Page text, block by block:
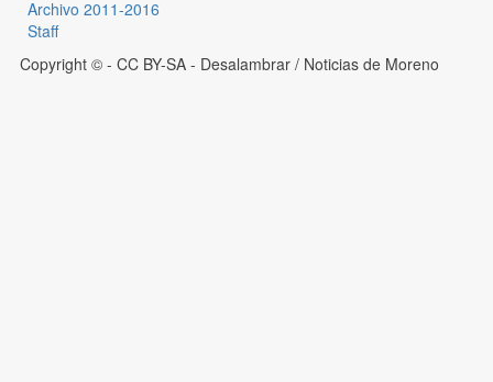
Archivo 2011-2016
Staff
Copyright © - CC BY-SA - Desalambrar / Noticias de Moreno